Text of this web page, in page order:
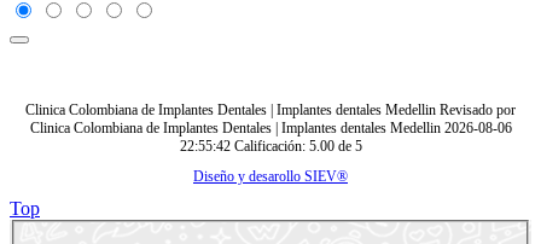
Clinica Colombiana de Implantes Dentales | Implantes dentales Medellin Revisado por
Clinica Colombiana de Implantes Dentales | Implantes dentales Medellin 2026-08-06
22:55:42 Calificación: 5.00 de 5
Diseño y desarollo SIEV®
Top